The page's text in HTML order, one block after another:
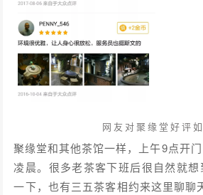
网友对聚缘堂好评
聚缘堂和其他茶馆一样，上午9点开
凌晨。很多老茶客下班后很自然就
一下，也有三五茶客相约来这里聊聊